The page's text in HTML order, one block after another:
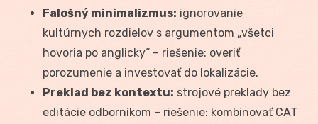
Falošný minimalizmus: ignorovanie
kultúrnych rozdielov s argumentom „všetci
hovoria po anglicky“ – riešenie: overiť
porozumenie a investovať do lokalizácie.
Preklad bez kontextu: strojové preklady bez
editácie odborníkom – riešenie: kombinovať CAT